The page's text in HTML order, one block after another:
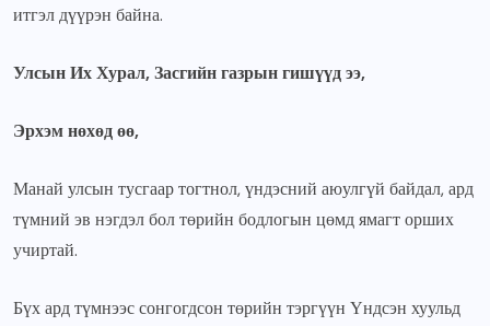
итгэл дүүрэн байна.
Улсын Их Хурал, Засгийн газрын гишүүд ээ,
Эрхэм нөхөд өө,
Манай улсын тусгаар тогтнол, үндэсний аюулгүй байдал, ард
түмний эв нэгдэл бол төрийн бодлогын цөмд ямагт орших
учиртай.
Бүх ард түмнээс сонгогдсон төрийн тэргүүн Үндсэн хуульд